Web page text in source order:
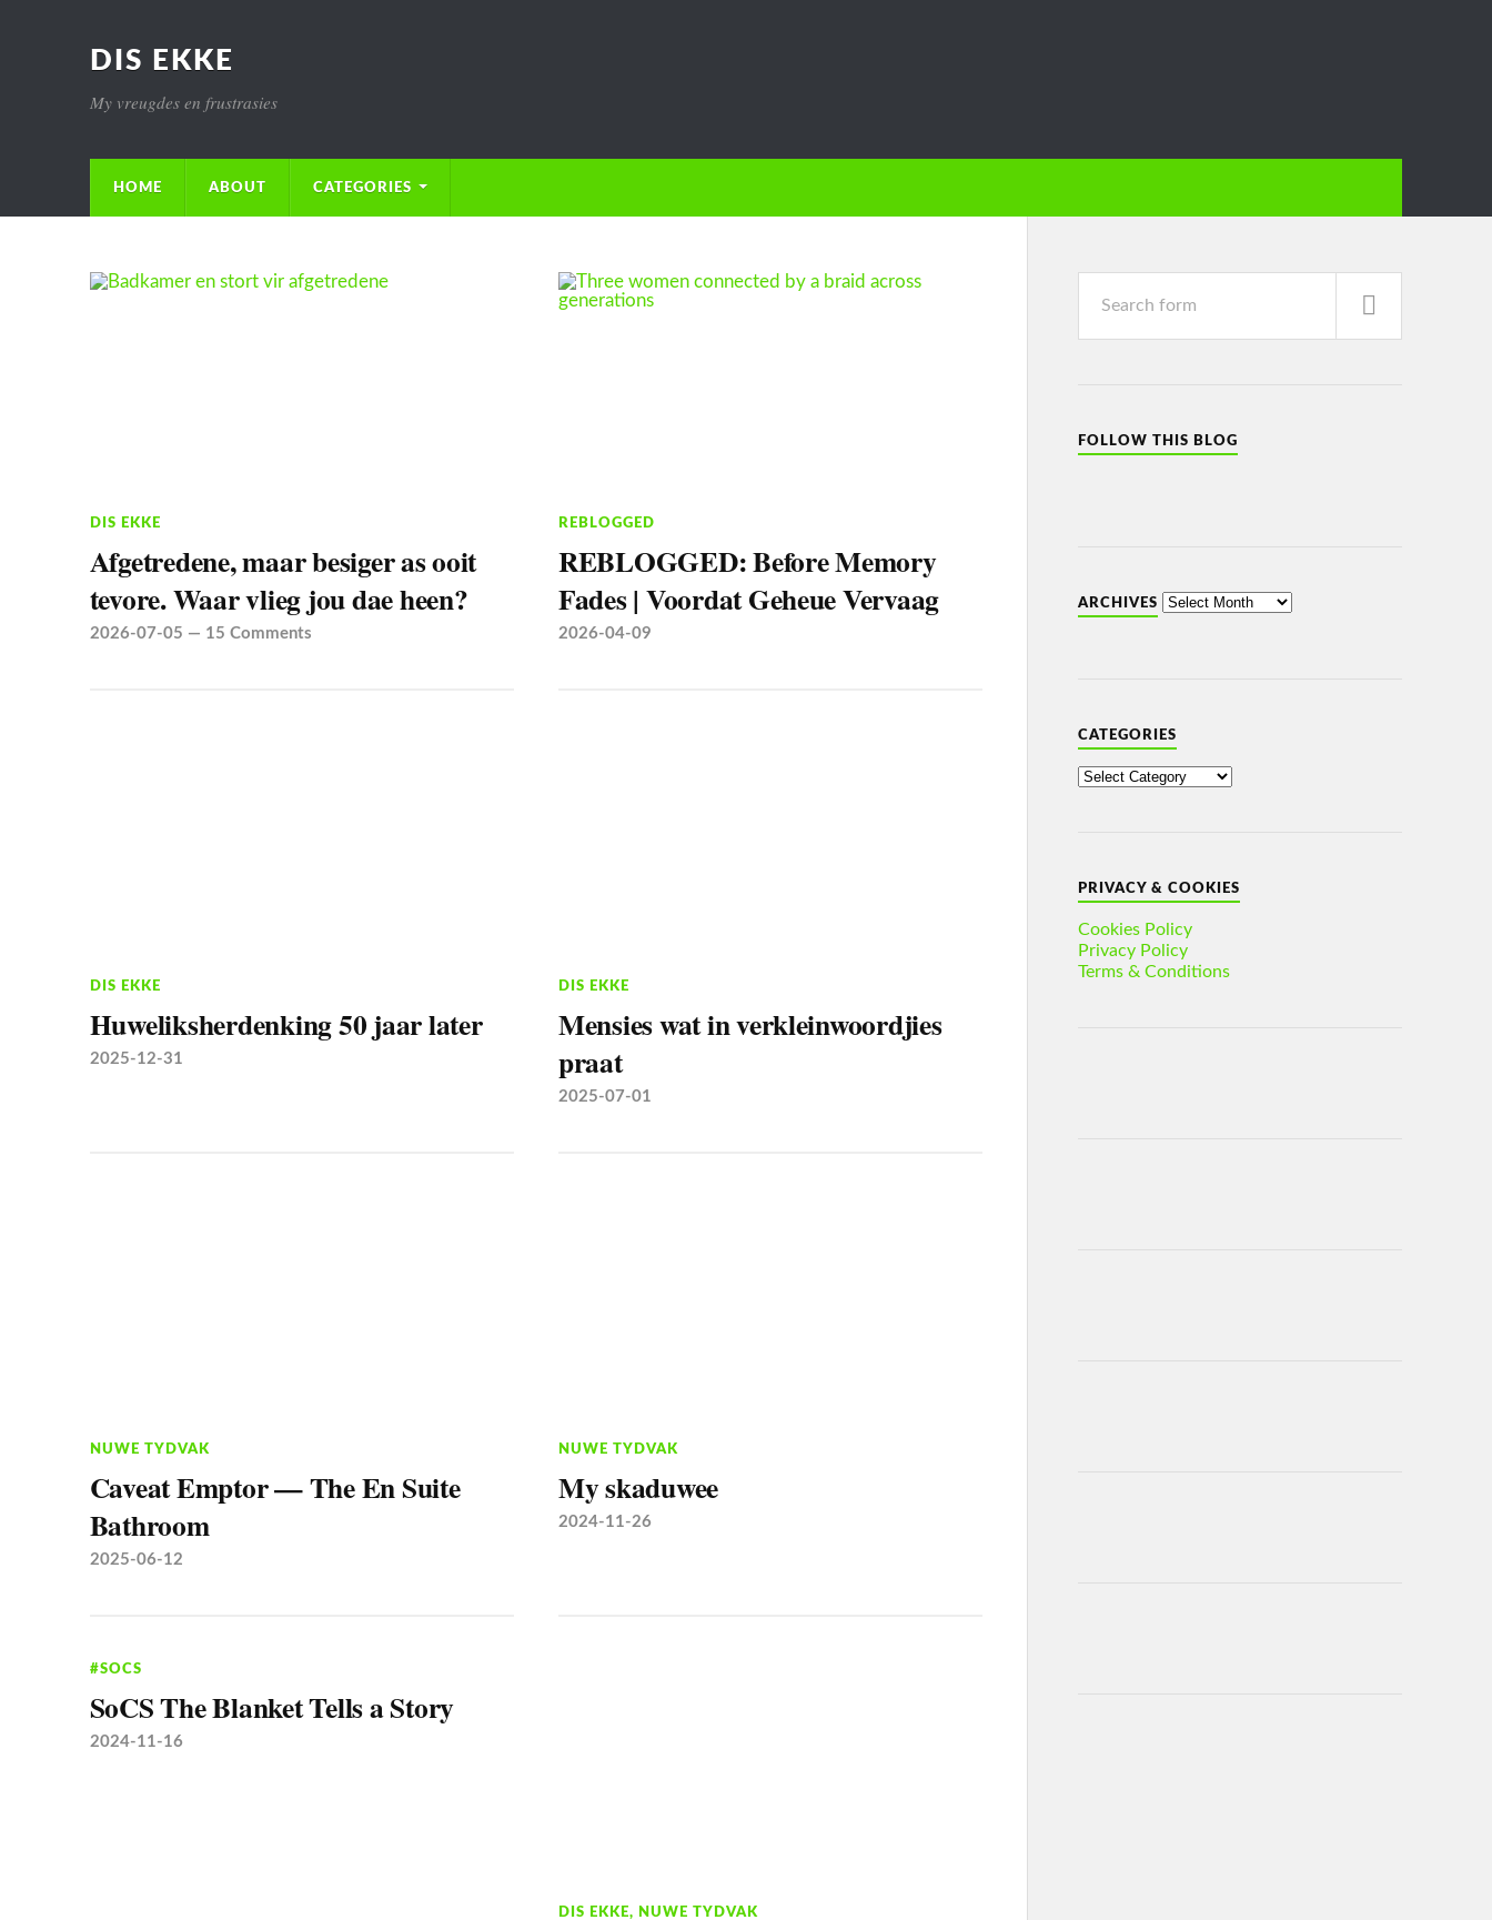
DIS EKKE
My vreugdes en frustrasies
HOME ABOUT CATEGORIES
DIS EKKE
Afgetredene, maar besiger as ooit
tevore. Waar vlieg jou dae heen?
2026-07-05 — 15 Comments
REBLOGGED
REBLOGGED: Before Memory
Fades | Voordat Geheue Vervaag
2026-04-09
DIS EKKE
Huweliksherdenking 50 jaar later
2025-12-31
DIS EKKE
Mensies wat in verkleinwoordjies
praat
2025-07-01
NUWE TYDVAK
Caveat Emptor — The En Suite
Bathroom
2025-06-12
NUWE TYDVAK
My skaduwee
2024-11-26
#SOCS
SoCS The Blanket Tells a Story
2024-11-16
DIS EKKE, NUWE TYDVAK
FOLLOW THIS BLOG
ARCHIVES
CATEGORIES
PRIVACY & COOKIES
Cookies Policy
Privacy Policy
Terms & Conditions